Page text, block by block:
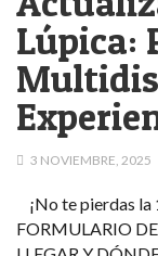
Lúpica:
3 NOVIEMBRE, 2025
¡No te pierdas la
FORMULARIO